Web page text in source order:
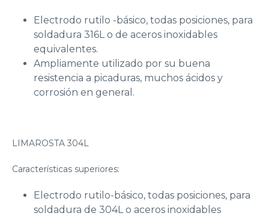
Electrodo rutilo -básico, todas posiciones, para
soldadura 316L o de aceros inoxidables
equivalentes.
Ampliamente utilizado por su buena
resistencia a picaduras, muchos ácidos y
corrosión en general.
LIMAROSTA 304L
Características superiores:
Electrodo rutilo-básico, todas posiciones, para
soldadura de 304L o aceros inoxidables